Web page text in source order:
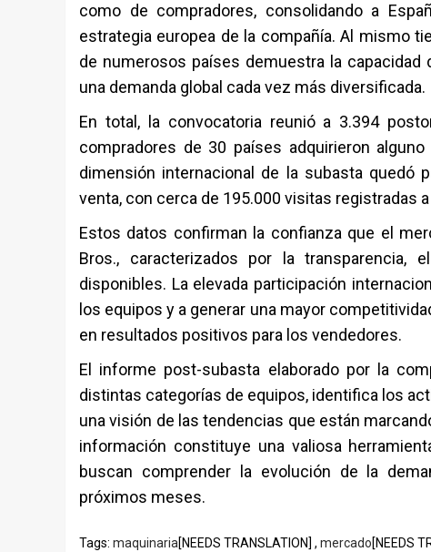
como de compradores, consolidando a
estrategia europea de la compañía. Al mismo
de numerosos países demuestra la
una demanda global cada vez más diversificada.
En total, la convocatoria reunió a 3.394
compradores de 30 países adquirieron
dimensión internacional de la subasta quedó
venta, con cerca de 195.000 visitas registradas
Estos datos confirman la confianza que el
Bros., caracterizados por la
disponibles. La elevada participación
los equipos y a generar una mayor
en resultados positivos para los vendedores.
El informe post-subasta elaborado por la
distintas categorías de equipos, identifica los
una visión de las tendencias que están
información constituye una valiosa
buscan comprender la evolución de la
próximos meses.
Tags: maquinaria[NEEDS TRANSLATION] , mercado[NEEDS